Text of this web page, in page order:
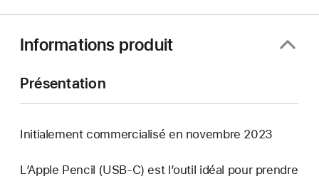
Informations produit
Présentation
Initialement commercialisé en novembre 2023
L’Apple Pencil (USB-C) est l’outil idéal pour prendre